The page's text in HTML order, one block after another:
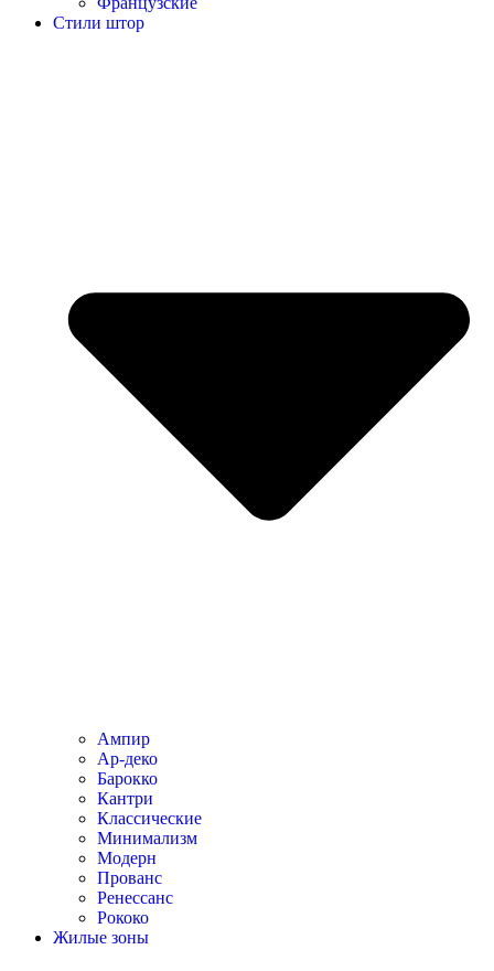
Стили штор
Ампир
Ар-деко
Барокко
Кантри
Классические
Минимализм
Модерн
Прованс
Ренессанс
Рококо
Жилые зоны